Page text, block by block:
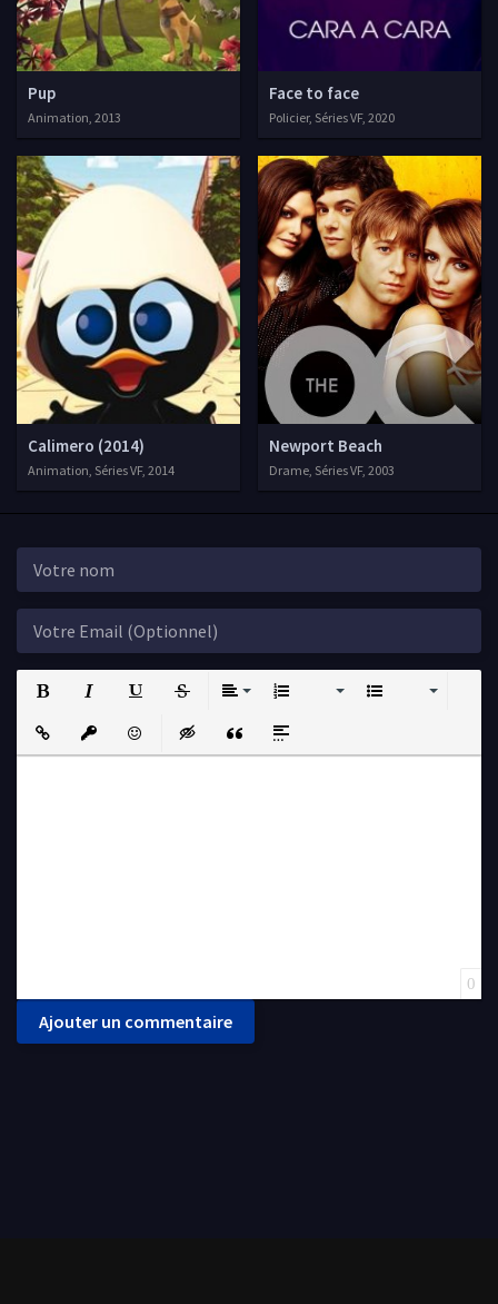
Pup
Animation, 2013
Face to face
Policier, Séries VF, 2020
Calimero (2014)
Animation, Séries VF, 2014
Newport Beach
Drame, Séries VF, 2003
Strikethrough
Insert LinkInsert protected link
EmoticonsInsert hidden text
Insert QuoteInsert spoiler
0
Ajouter un commentaire